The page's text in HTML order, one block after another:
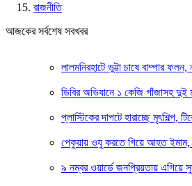
রাজনীতি
আজকের সর্বশেষ সবখবর
লালমনিরহাটে ভুট্টা চাষে বাম্পার
ডিবির অভিযানে ১ কেজি গাঁজাসহ দুই
প্লাস্টিকের দাপটে হারাচ্ছে মৃৎশিল্প,
পেকুয়ায় ওযু করতে গিয়ে আহত ইমাম,
৯ নম্বর ওয়ার্ডে জনপ্রিয়তায় এগিয়ে